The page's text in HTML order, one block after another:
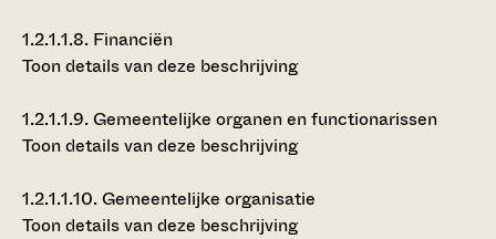
1.2.1.1.8. Financiën
Toon details van deze beschrijving
1.2.1.1.9.Gemeentelijke organen en functionarissen
Toon details van deze beschrijving
1.2.1.1.10.Gemeentelijke organisatie
Toon details van deze beschrijving